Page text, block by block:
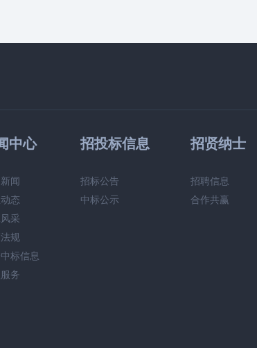
中心
闻
态
采
规
标信息
务
招投标信息
招标公告
中标公示
招贤纳士
招聘信息
合作共赢